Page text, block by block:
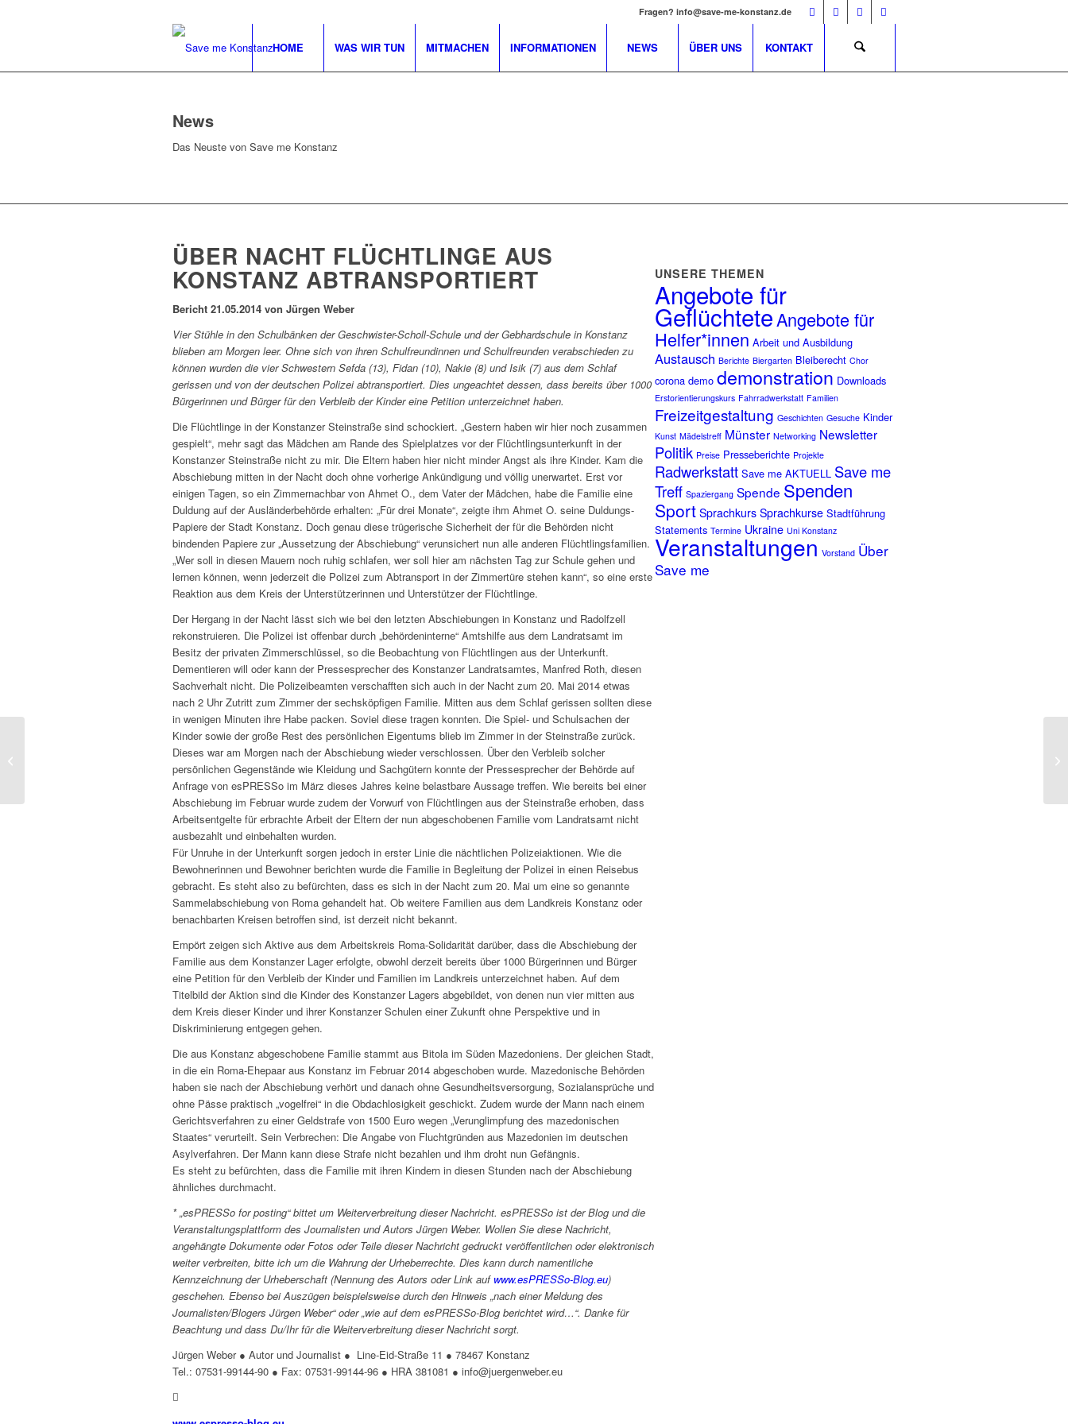
Fragen? info@save-me-konstanz.de
HOME WAS WIR TUN MITMACHEN INFORMATIONEN NEWS ÜBER UNS KONTAKT
News
Das Neuste von Save me Konstanz
ÜBER NACHT FLÜCHTLINGE AUS
KONSTANZ ABTRANSPORTIERT
Bericht 21.05.2014 von Jürgen Weber
Vier Stühle in den Schulbänken der Geschwister-Scholl-Schule und der Gebhardschule in Konstanz
blieben am Morgen leer. Ohne sich von ihren Schulfreundinnen und Schulfreunden verabschieden zu
können wurden die vier Schwestern Sefda (13), Fidan (10), Nakie (8) und Isik (7) aus dem Schlaf
gerissen und von der deutschen Polizei abtransportiert. Dies ungeachtet dessen, dass bereits über 1000
Bürgerinnen und Bürger für den Verbleib der Kinder eine Petition unterzeichnet haben.
Die Flüchtlinge in der Konstanzer Steinstraße sind schockiert. „Gestern haben wir hier noch zusammen
gespielt“, mehr sagt das Mädchen am Rande des Spielplatzes vor der Flüchtlingsunterkunft in der
Konstanzer Steinstraße nicht zu mir. Die Eltern haben hier nicht minder Angst als ihre Kinder. Kam die
Abschiebung mitten in der Nacht doch ohne vorherige Ankündigung und völlig unerwartet. Erst vor
einigen Tagen, so ein Zimmernachbar von Ahmet O., dem Vater der Mädchen, habe die Familie eine
Duldung auf der Ausländerbehörde erhalten: „Für drei Monate“, zeigte ihm Ahmet O. seine Duldungs-
Papiere der Stadt Konstanz. Doch genau diese trügerische Sicherheit der für die Behörden nicht
bindenden Papiere zur „Aussetzung der Abschiebung“ verunsichert nun alle anderen Flüchtlingsfamilien.
„Wer soll in diesen Mauern noch ruhig schlafen, wer soll hier am nächsten Tag zur Schule gehen und
lernen können, wenn jederzeit die Polizei zum Abtransport in der Zimmertüre stehen kann“, so eine erste
Reaktion aus dem Kreis der Unterstützerinnen und Unterstützer der Flüchtlinge.
Der Hergang in der Nacht lässt sich wie bei den letzten Abschiebungen in Konstanz und Radolfzell
rekonstruieren. Die Polizei ist offenbar durch „behördeninterne“ Amtshilfe aus dem Landratsamt im
Besitz der privaten Zimmerschlüssel, so die Beobachtung von Flüchtlingen aus der Unterkunft.
Dementieren will oder kann der Pressesprecher des Konstanzer Landratsamtes, Manfred Roth, diesen
Sachverhalt nicht. Die Polizeibeamten verschafften sich auch in der Nacht zum 20. Mai 2014 etwas
nach 2 Uhr Zutritt zum Zimmer der sechsköpfigen Familie. Mitten aus dem Schlaf gerissen sollten diese
in wenigen Minuten ihre Habe packen. Soviel diese tragen konnten. Die Spiel- und Schulsachen der
Kinder sowie der große Rest des persönlichen Eigentums blieb im Zimmer in der Steinstraße zurück.
Dieses war am Morgen nach der Abschiebung wieder verschlossen. Über den Verbleib solcher
persönlichen Gegenstände wie Kleidung und Sachgütern konnte der Pressesprecher der Behörde auf
Anfrage von esPRESSo im März dieses Jahres keine belastbare Aussage treffen. Wie bereits bei einer
Abschiebung im Februar wurde zudem der Vorwurf von Flüchtlingen aus der Steinstraße erhoben, dass
Arbeitsentgelte für erbrachte Arbeit der Eltern der nun abgeschobenen Familie vom Landratsamt nicht
ausbezahlt und einbehalten wurden.
Für Unruhe in der Unterkunft sorgen jedoch in erster Linie die nächtlichen Polizeiaktionen. Wie die
Bewohnerinnen und Bewohner berichten wurde die Familie in Begleitung der Polizei in einen Reisebus
gebracht. Es steht also zu befürchten, dass es sich in der Nacht zum 20. Mai um eine so genannte
Sammelabschiebung von Roma gehandelt hat. Ob weitere Familien aus dem Landkreis Konstanz oder
benachbarten Kreisen betroffen sind, ist derzeit nicht bekannt.
Empört zeigen sich Aktive aus dem Arbeitskreis Roma-Solidarität darüber, dass die Abschiebung der
Familie aus dem Konstanzer Lager erfolgte, obwohl derzeit bereits über 1000 Bürgerinnen und Bürger
eine Petition für den Verbleib der Kinder und Familien im Landkreis unterzeichnet haben. Auf dem
Titelbild der Aktion sind die Kinder des Konstanzer Lagers abgebildet, von denen nun vier mitten aus
dem Kreis dieser Kinder und ihrer Konstanzer Schulen einer Zukunft ohne Perspektive und in
Diskriminierung entgegen gehen.
Die aus Konstanz abgeschobene Familie stammt aus Bitola im Süden Mazedoniens. Der gleichen Stadt,
in die ein Roma-Ehepaar aus Konstanz im Februar 2014 abgeschoben wurde. Mazedonische Behörden
haben sie nach der Abschiebung verhört und danach ohne Gesundheitsversorgung, Sozialansprüche und
ohne Pässe praktisch „vogelfrei“ in die Obdachlosigkeit geschickt. Zudem wurde der Mann nach einem
Gerichtsverfahren zu einer Geldstrafe von 1500 Euro wegen „Verunglimpfung des mazedonischen
Staates“ verurteilt. Sein Verbrechen: Die Angabe von Fluchtgründen aus Mazedonien im deutschen
Asylverfahren. Der Mann kann diese Strafe nicht bezahlen und ihm droht nun Gefängnis.
Es steht zu befürchten, dass die Familie mit ihren Kindern in diesen Stunden nach der Abschiebung
ähnliches durchmacht.
* „esPRESSo for posting“ bittet um Weiterverbreitung dieser Nachricht. esPRESSo ist der Blog und die
Veranstaltungsplattform des Journalisten und Autors Jürgen Weber. Wollen Sie diese Nachricht,
angehängte Dokumente oder Fotos oder Teile dieser Nachricht gedruckt veröffentlichen oder elektronisch
weiter verbreiten, bitte ich um die Wahrung der Urheberrechte. Dies kann durch namentliche
Kennzeichnung der Urheberschaft (Nennung des Autors oder Link auf www.esPRESSo-Blog.eu)
geschehen. Ebenso bei Auszügen beispielsweise durch den Hinweis „nach einer Meldung des
Journalisten/Blogers Jürgen Weber“ oder „wie auf dem esPRESSo-Blog berichtet wird…“. Danke für
Beachtung und dass Du/Ihr für die Weiterverbreitung dieser Nachricht sorgt.
Jürgen Weber ● Autor und Journalist ● Line-Eid-Straße 11 ● 78467 Konstanz
Tel.: 07531-99144-90 ● Fax: 07531-99144-96 ● HRA 381081 ● info@juergenweber.eu
UNSERE THEMEN
Angebote für
GeflüchteteAngebote für
Helfer*innen Arbeit und Ausbildung
Austausch Berichte Biergarten Bleiberecht Chor
corona demo demonstration Downloads
Erstorientierungskurs Fahrradwerkstatt Familien
Freizeitgestaltung Geschichten Gesuche Kinder
Kunst Mädelstreff Münster Networking Newsletter
Politik Preise Presseberichte Projekte
Radwerkstatt Save me AKTUELL Save me
Treff Spaziergang Spende Spenden
Sport Sprachkurs Sprachkurse Stadtführung
Statements Termine Ukraine Uni Konstanz
Veranstaltungen Vorstand Über
Save me